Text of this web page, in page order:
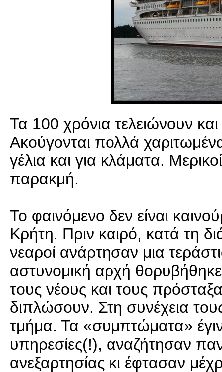
Τα 100 χρόνια τελειώνουν και
Ακούγονται πολλά
γέλια και για κλάματα.
παρακμή.
Το φαινόμενο δεν είναι
Κρήτη. Πριν καιρό, κατά τη
νεαροί ανάρτησαν μια
αστυνομική αρχή
τους νέους και τους
διπλώσουν. Στη συνέχεια
τμήμα. Τα «συμπτώματα»
υπηρεσίες(!), αναζήτησαν
ανεξαρτησίας κι έφτασαν